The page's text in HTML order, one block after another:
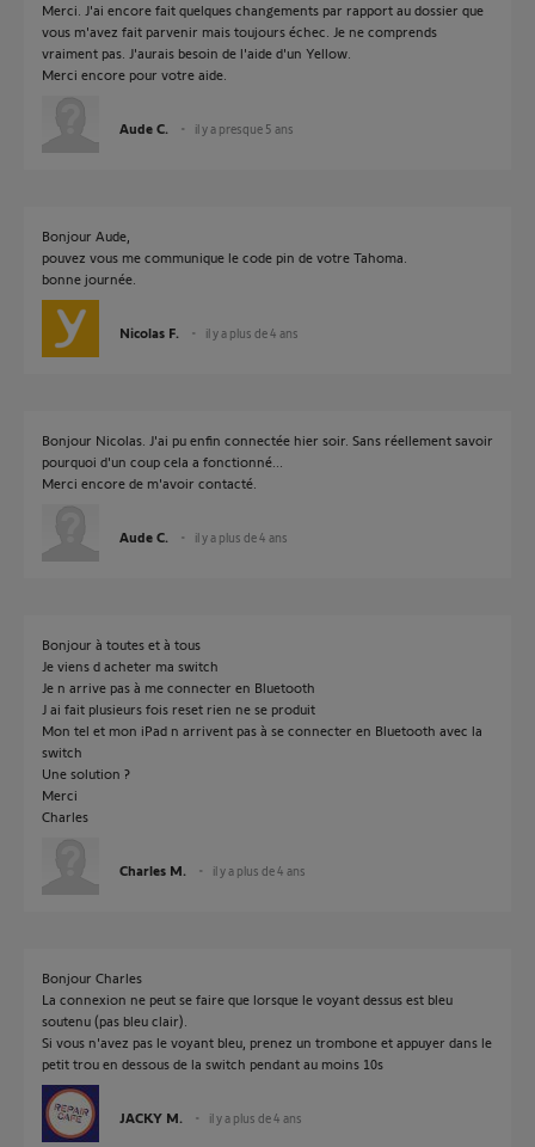
Merci. J'ai encore fait quelques changements par rapport au dossier que
vous m'avez fait parvenir mais toujours échec. Je ne comprends
vraiment pas. J'aurais besoin de l'aide d'un Yellow.
Merci encore pour votre aide.
Aude C. il y a presque 5 ans
Bonjour Aude,
pouvez vous me communique le code pin de votre Tahoma.
bonne journée.
Nicolas F. il y a plus de 4 ans
Bonjour Nicolas. J'ai pu enfin connectée hier soir. Sans réellement savoir
pourquoi d'un coup cela a fonctionné...
Merci encore de m'avoir contacté.
Aude C. il y a plus de 4 ans
Bonjour à toutes et à tous
Je viens d acheter ma switch
Je n arrive pas à me connecter en Bluetooth
J ai fait plusieurs fois reset rien ne se produit
Mon tel et mon iPad n arrivent pas à se connecter en Bluetooth avec la
switch
Une solution ?
Merci
Charles
Charles M. il y a plus de 4 ans
Bonjour Charles
La connexion ne peut se faire que lorsque le voyant dessus est bleu
soutenu (pas bleu clair).
Si vous n'avez pas le voyant bleu, prenez un trombone et appuyer dans le
petit trou en dessous de la switch pendant au moins 10s
JACKY M. il y a plus de 4 ans